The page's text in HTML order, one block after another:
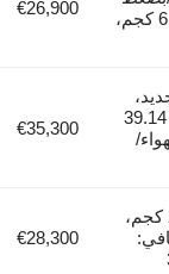
الهواء، الوزن الصافي: 6,350 كجم،
€26,900
جديد،
حمولة: 30,050 كجم، سعة: 39.14
€35,300
سنة: 2022، حمولة: 29,400 كجم،
€28,300